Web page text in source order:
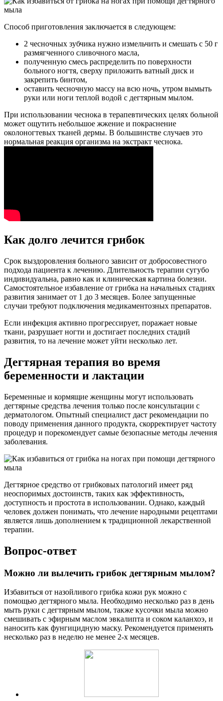
Способ приготовления заключается в следующем:
2 чесночных зубчика нужно измельчить и смешать с 50 г
размягченного сливочного масла,
полученную смесь распределить по поверхности
больного ногтя, сверху приложить ватный диск и
закрепить бинтом,
оставить чесночную массу на всю ночь, утром вымыть
руки или ноги теплой водой с дегтярным мылом.
При использовании чеснока в терапевтических целях больной
может ощутить небольшое жжение и покраснение
околоногтевых тканей дермы. В большинстве случаев это
нормальная реакция организма на экстракт чеснока.
Как долго лечится грибок
Срок выздоровления больного зависит от добросовестного
подхода пациента к лечению. Длительность терапии сугубо
индивидуальна, равно как и клиническая картина болезни.
Самостоятельное избавление от грибка на начальных стадиях
развития занимает от 1 до 3 месяцев. Более запущенные
случаи требуют подключения медикаментозных препаратов.
Если инфекция активно прогрессирует, поражает новые
ткани, разрушает ногти и достигает последних стадий
развития, то на лечение может уйти несколько лет.
Дегтярная терапия во время
беременности и лактации
Беременные и кормящие женщины могут использовать
дегтярные средства лечения только после консультации с
дерматологом. Опытный специалист даст рекомендации по
поводу применения данного продукта, скорректирует частоту
процедур и порекомендует самые безопасные методы лечения
заболевания.
Дегтярное средство от грибковых патологий имеет ряд
неоспоримых достоинств, таких как эффективность,
доступность и простота в использовании. Однако, каждый
человек должен понимать, что лечение народными рецептами
является лишь дополнением к традиционной лекарственной
терапии.
Вопрос-ответ
Можно ли вылечить грибок дегтярным мылом?
Избавиться от назойливого грибка кожи рук можно с
помощью дегтярного мыла. Необходимо несколько раз в день
мыть руки с дегтярным мылом, также кусочки мыла можно
смешивать с эфирным маслом эвкалипта и соком каланхоэ, и
наносить как фунгицидную маску. Рекомендуется применять
несколько раз в неделю не менее 2-х месяцев.